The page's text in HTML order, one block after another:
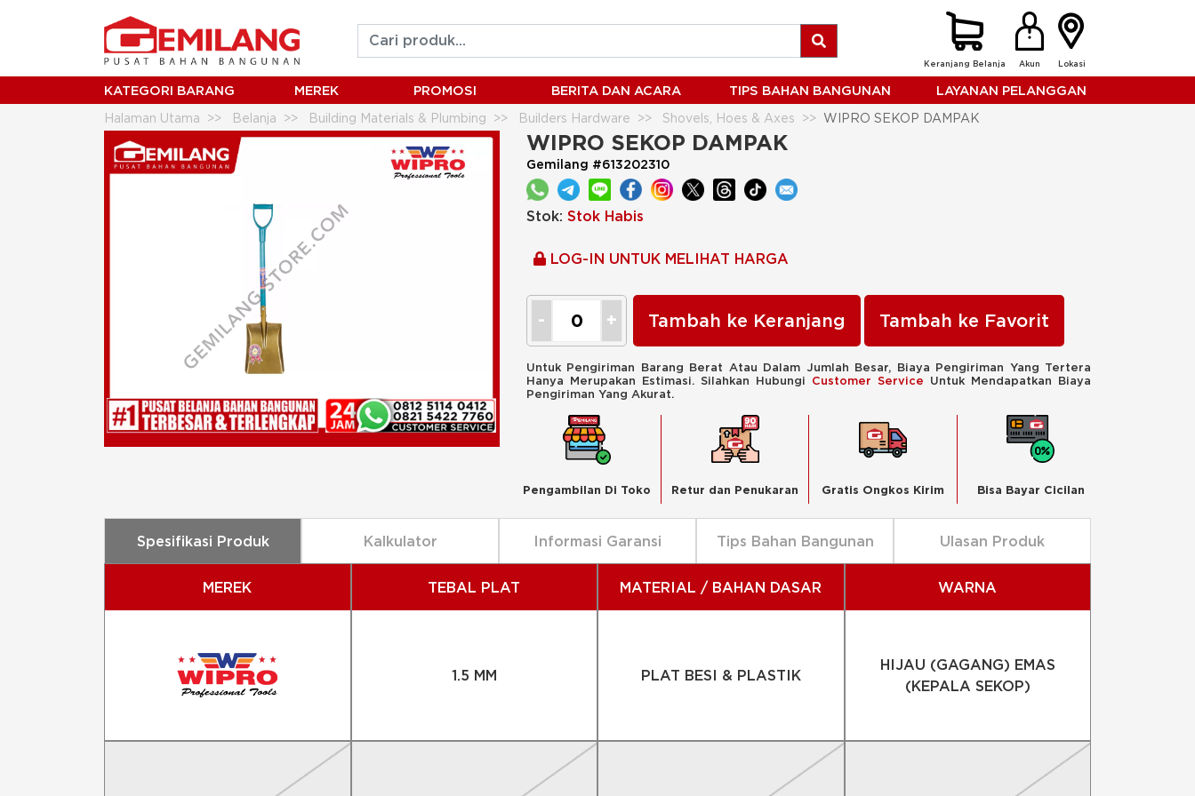
Keranjang Belanja Akun Lokasi
KATEGORI BARANG MEREK PROMOSI BERITA DAN ACARA TIPS BAHAN BANGUNAN LAYANAN PELANGGAN
Halaman Utama Belanja Building Materials & Plumbing Builders Hardware Shovels, Hoes & Axes WIPRO SEKOP DAMPAK
WIPRO SEKOP DAMPAK
Gemilang #613202310
Stok: Stok Habis
LOG-IN UNTUK MELIHAT HARGA
Tambah ke Keranjang Tambah ke Favorit
Untuk Pengiriman Barang Berat Atau Dalam Jumlah Besar, Biaya Pengiriman Yang Tertera
Hanya Merupakan Estimasi. Silahkan Hubungi Customer Service Untuk Mendapatkan Biaya
Pengiriman Yang Akurat.
Pengambilan Di Toko Retur dan Penukaran Gratis Ongkos Kirim Bisa Bayar Cicilan
Spesifikasi Produk Kalkulator Informasi Garansi Tips Bahan Bangunan Ulasan Produk
MEREK TEBAL PLAT
1.5 MM
MATERIAL / BAHAN DASAR
PLAT BESI & PLASTIK
WARNA
HIJAU (GAGANG) EMAS
(KEPALA SEKOP)